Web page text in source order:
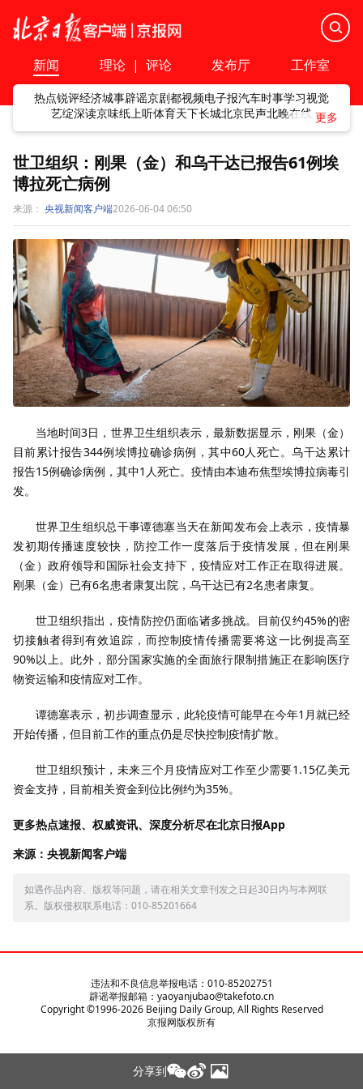
新闻 理论 | 评论 发布厅 工作室
热点锐评经济城事辟谣京剧都视频电子报汽车时事学习视觉
艺绽深读京味纸上听体育天下长城北京民声北晚在线
世卫组织：刚果（金）和乌干达已报告61例埃
博拉死亡病例
来源： 央视新闻客户端2026-06-04 06:50
当地时间3日，世界卫生组织表示，最新数据显示，刚果（金）
目前累计报告344例埃博拉确诊病例，其中60人死亡。乌干达累计
报告15例确诊病例，其中1人死亡。疫情由本迪布焦型埃博拉病毒引
发。
世界卫生组织总干事谭德塞当天在新闻发布会上表示，疫情暴
发初期传播速度较快，防控工作一度落后于疫情发展，但在刚果
（金）政府领导和国际社会支持下，疫情应对工作正在取得进展。
刚果（金）已有6名患者康复出院，乌干达已有2名患者康复。
世卫组织指出，疫情防控仍面临诸多挑战。目前仅约45%的密
切接触者得到有效追踪，而控制疫情传播需要将这一比例提高至
90%以上。此外，部分国家实施的全面旅行限制措施正在影响医疗
物资运输和疫情应对工作。
谭德塞表示，初步调查显示，此轮疫情可能早在今年1月就已经
开始传播，但目前工作的重点仍是尽快控制疫情扩散。
世卫组织预计，未来三个月疫情应对工作至少需要1.15亿美元
资金支持，目前相关资金到位比例约为35%。
更多热点速报、权威资讯、深度分析尽在北京日报App
来源：央视新闻客户端
如遇作品内容、版权等问题，请在相关文章刊发之日起30日内与本网联
系。版权侵权联系电话：010-85201664
分享到
违法和不良信息举报电话：010-85202751
辟谣举报邮箱：yaoyanjubao@takefoto.cn
Copyright ©1996-2026Beijing Daily Group, All Rights Reserved
京报网版权所有